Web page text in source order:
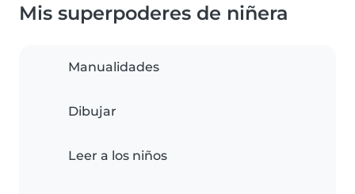
Mis superpoderes de niñera
Manualidades
Dibujar
Leer a los niños